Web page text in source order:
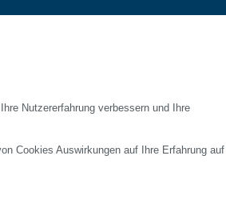
Nutzererfahrung verbessern und Ihre
Cookies Auswirkungen auf Ihre Erfahrung auf